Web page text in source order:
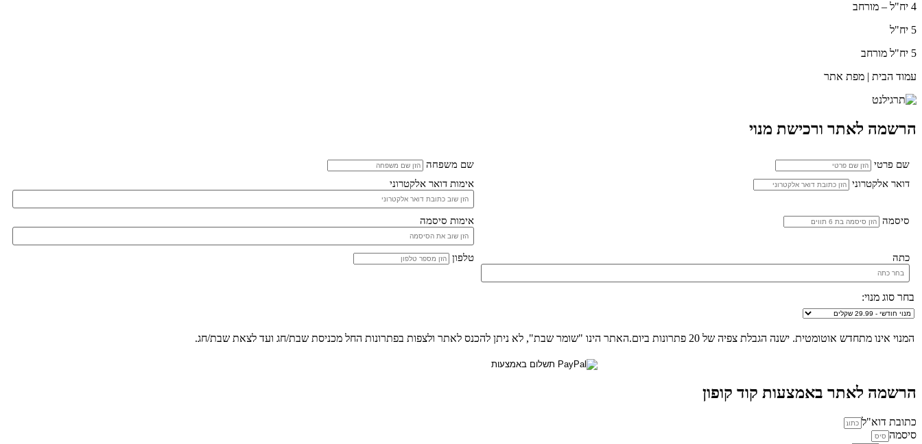
4 יח"ל – מורחב
5 יח"ל
5 יח"ל מורחב
עמוד הבית | מפת אתר
הרשמה לאתר ורכישת מנוי
שם פרטי
שם משפחה
דואר אלקטרוני
אימות דואר אלקטרוני
סיסמה אימות סיסמה
כתה טלפון
בחר סוג מנוי:
המנוי אינו מתחדש אוטומטית. ישנה הגבלת צפיה של 20 פתרונות ביום.האתר הינו "שומר שבת", לא ניתן להכנס לאתר ולצפות בפתרונות החל מכניסת שבת/חג ועד לצאת שבת/חג.
הרשמה לאתר באמצעות קוד קופון
כתובת דוא"ל
סיסמה